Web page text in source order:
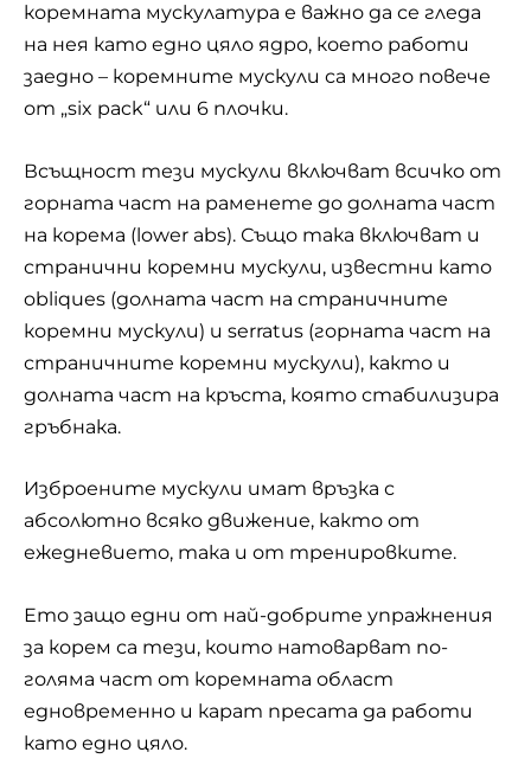
коремната мускулатура е важно да се гледа
на нея като едно цяло ядро, което работи
заедно – коремните мускули са много повече
от „six pack“ или 6 плочки.
Всъщност тези мускули включват всичко от
горната част на раменете до долната част
на корема (lower abs). Също така включват и
странични коремни мускули, известни като
obliques (долната част на страничните
коремни мускули) и serratus (горната част на
страничните коремни мускули), както и
долната част на кръста, която стабилизира
гръбнака.
Изброените мускули имат връзка с
абсолютно всяко движение, както от
ежедневието, така и от тренировките.
Ето защо едни от най-добрите упражнения
за корем са тези, които натоварват по-
голяма част от коремната област
едновременно и карат пресата да работи
като едно цяло.